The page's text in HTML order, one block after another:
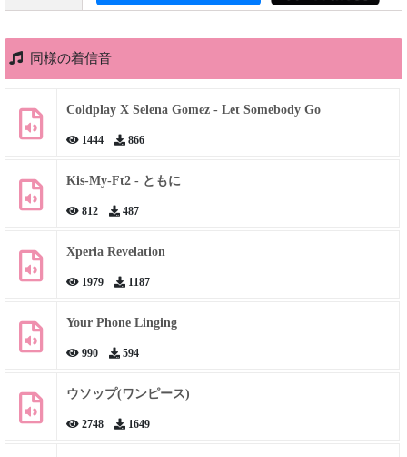
同様の着信音
Coldplay X Selena Gomez - Let Somebody Go
1444 866
Kis-My-Ft2 - ともに
812 487
Xperia Revelation
1979 1187
Your Phone Linging
990 594
ウソップ(ワンピース)
2748 1649